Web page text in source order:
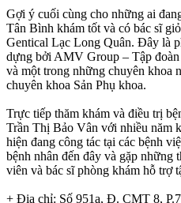
Gợi ý cuối cùng cho những ai
Tân Bình khám tốt và có bác sĩ
Gentical Lạc Long Quân. Đây là
dựng bởi AMV Group – Tập
và một trong những chuyên khoa
chuyên khoa Sản Phụ khoa.
Trực tiếp thăm khám và điều trị
Trần Thị Bảo Vân với nhiều năm
hiện đang công tác tại các bệnh
bệnh nhân đến đây và gặp những
viên và bác sĩ phòng khám hỗ trợ
+ Địa chỉ: Số 951a, Đ. CMT 8,